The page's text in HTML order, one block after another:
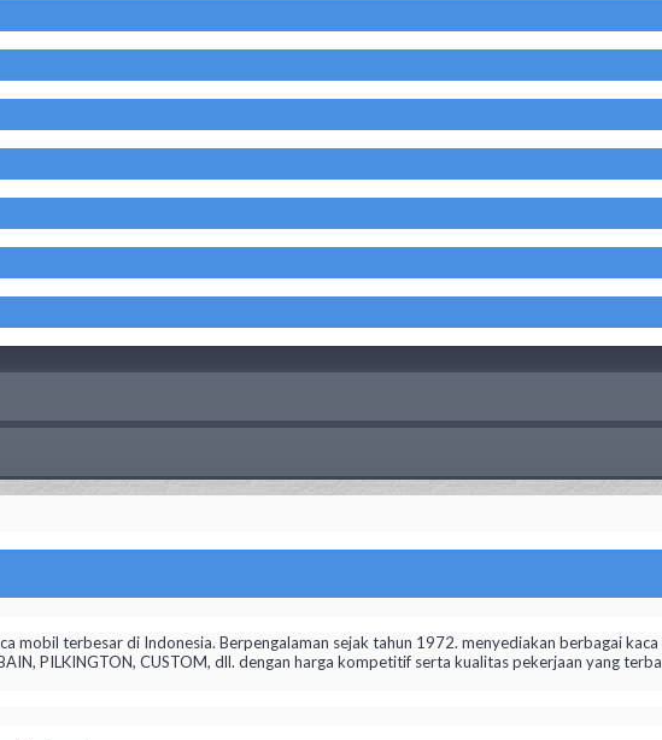
mobil terbesar di Indonesia. Berpengalaman sejak tahun 1972. menyediakan berbagai
PILKINGTON, CUSTOM, dll. dengan harga kompetitif serta kualitas pekerjaan yang